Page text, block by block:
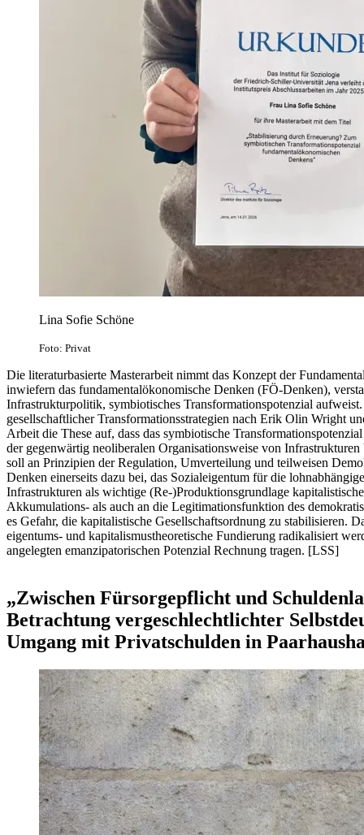
Lina Sofie Schöne
Foto: Privat
Die literaturbasierte Masterarbeit nimmt das Konzept der
inwiefern das fundamentalökonomische Denken (FÖ-Denken),
Infrastrukturpolitik, symbiotisches Transformationspotenzial
gesellschaftlicher Transformationsstrategien nach Erik Olin Wright
Arbeit die These auf, dass das symbiotische
der gegenwärtig neoliberalen Organisationsweise von
soll an Prinzipien der Regulation, Umverteilung und teilweisen
Denken einerseits dazu bei, das Sozialeigentum für die
Infrastrukturen als wichtige (Re-)Produktionsgrundlage
Akkumulations- als auch an die Legitimationsfunktion des
es Gefahr, die kapitalistische Gesellschaftsordnung zu stabilisieren.
eigentums- und kapitalismustheoretische Fundierung radikalisiert
angelegten emanzipatorischen Potenzial Rechnung tragen. [LSS]
„Zwischen Fürsorgepflicht und
Betrachtung vergeschlechtlichter
Umgang mit Privatschulden in